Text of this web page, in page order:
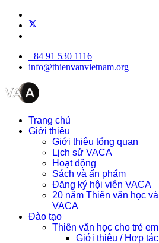
+84 91 530 1116
info@thienvanvietnam.org
Trang chủ
Giới thiệu
Giới thiệu tổng quan
Lịch sử VACA
Hoạt động
Sách và ấn phẩm
Đăng ký hội viên VACA
20 năm Thiên văn học và
VACA
Đào tạo
Thiên văn học cho trẻ em
Giới thiệu / Hợp tác